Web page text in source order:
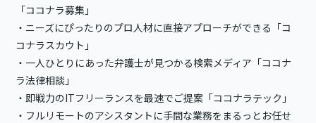
「ココナラ募集」
・ニーズにぴったりのプロ人材に直接アプローチができる「コ
コナラスカウト」
・一人ひとりにあった弁護士が見つかる検索メディア「ココナ
ラ法律相談」
・即戦力のITフリーランスを最速でご提案「ココナラテック」
・フルリモートのアシスタントに手間な業務をまるっとお任せ